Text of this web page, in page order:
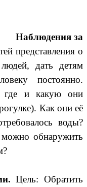
за
представления о
дать детям
постоянно.
где и какую они
Как они её
воды?
обнаружить
Цель: Обратить